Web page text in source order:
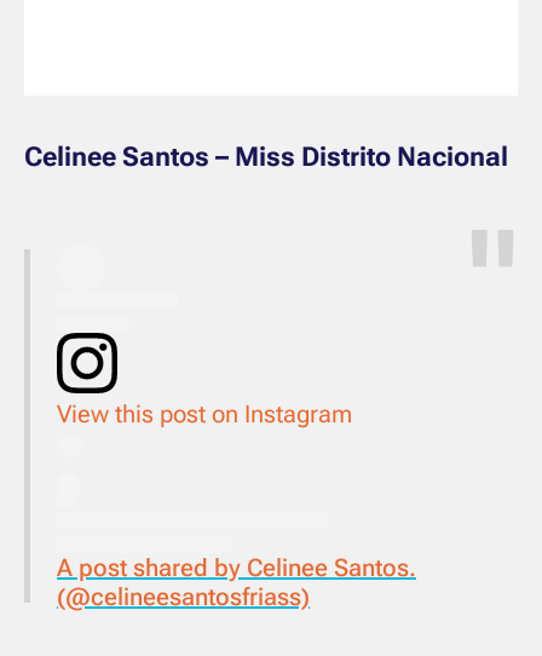
Celinee Santos – Miss Distrito Nacional
View this post on Instagram
A post shared by Celinee Santos.
(@celineesantosfriass)